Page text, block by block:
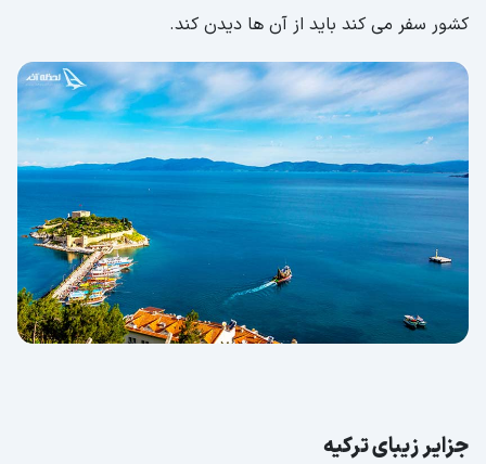
کشور سفر می کند باید از آن ها دیدن کند.
جزایر زیبای ترکیه